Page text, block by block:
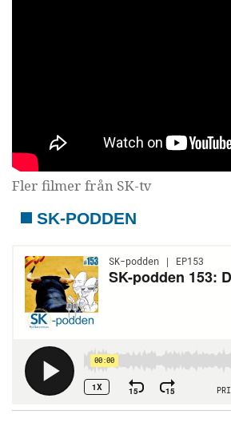
Fler filmer från SK-tv
SK-PODDEN